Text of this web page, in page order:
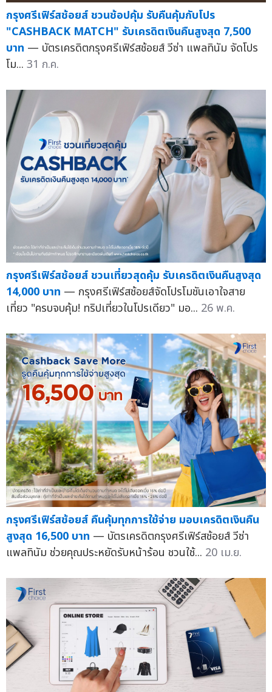
กรุงศรีเฟิร์สช้อยส์ ชวนช้อปคุ้ม รับคืนคุ้มกับโปร
"CASHBACK MATCH" รับเครดิตเงินคืนสูงสุด 7,500
บาท — บัตรเครดิตกรุงศรีเฟิร์สช้อยส์ วีซ่า แพลทินัม จัดโปร
โม... 31 ก.ค.
กรุงศรีเฟิร์สช้อยส์ ชวนเที่ยวสุดคุ้ม รับเครดิตเงินคืนสูงสุด
14,000 บาท — กรุงศรีเฟิร์สช้อยส์จัดโปรโมชันเอาใจสาย
เที่ยว "ครบจบคุ้ม! ทริปเที่ยวในโปรเดียว" มอ... 26 พ.ค.
กรุงศรีเฟิร์สช้อยส์ คืนคุ้มทุกการใช้จ่าย มอบเครดิตเงินคืน
สูงสุด 16,500 บาท — บัตรเครดิตกรุงศรีเฟิร์สช้อยส์ วีซ่า
แพลทินัม ช่วยคุณประหยัดรับหน้าร้อน ชวนใช้... 20 เม.ย.